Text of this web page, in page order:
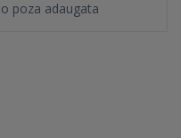
poza adaugata